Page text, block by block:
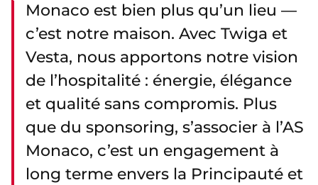
Monaco est bien plus qu’un lieu —
c’est notre maison. Avec Twiga et
Vesta, nous apportons notre vision
de l’hospitalité : énergie, élégance
et qualité sans compromis. Plus
que du sponsoring, s’associer à l’AS
Monaco, c’est un engagement à
long terme envers la Principauté et